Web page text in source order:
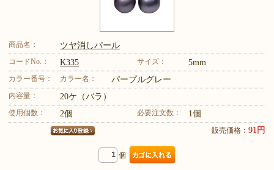
商品名： ツヤ消しパール
コードNo.： K335 サイズ： 5mm
カラー番号： カラー名： パープルグレー
内容量： 20ケ（バラ）
使用個数： 2個 必要注文数： 1個
販売価格： 91円
個